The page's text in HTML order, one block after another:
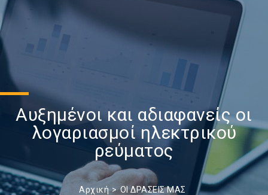
Αυξημένοι και αδιαφανείς οι
λογαριασμοί ηλεκτρικού
ρεύματος
Αρχική ΟΙ ΔΡΑΣΕΙΣ ΜΑΣ